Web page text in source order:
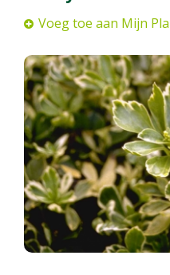
Voeg toe aan Mijn